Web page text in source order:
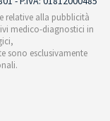
relative alla pubblicità
medico-diagnostici in
sono esclusivamente